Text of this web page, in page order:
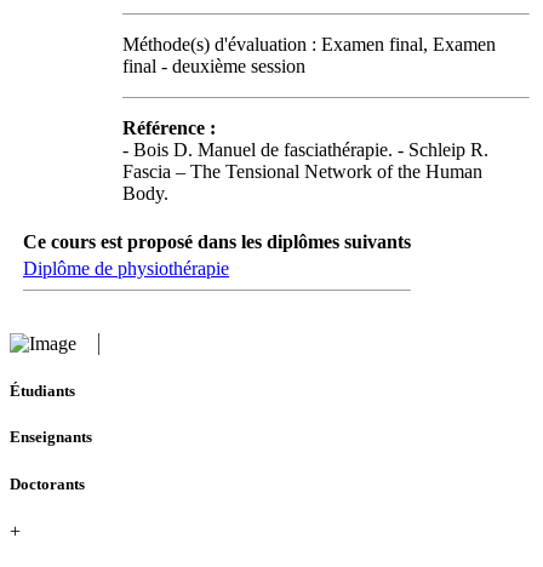
Méthode(s) d'évaluation : Examen final, Examen
final - deuxième session
Référence :
- Bois D. Manuel de fasciathérapie. - Schleip R.
Fascia – The Tensional Network of the Human
Body.
Ce cours est proposé dans les diplômes suivants
Diplôme de physiothérapie
Étudiants
Enseignants
Doctorants
+